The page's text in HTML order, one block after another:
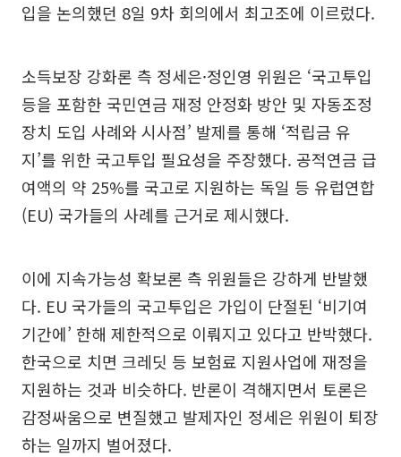
입을 논의했던 8일 9차 회의에서 최고조에 이르렀다.
소득보장 강화론 측 정세은·정인영 위원은 ‘국고투입
등을 포함한 국민연금 재정 안정화 방안 및 자동조정
장치 도입 사례와 시사점’ 발제를 통해 ‘적립금 유
지’를 위한 국고투입 필요성을 주장했다. 공적연금 급
여액의 약 25%를 국고로 지원하는 독일 등 유럽연합
(EU) 국가들의 사례를 근거로 제시했다.
이에 지속가능성 확보론 측 위원들은 강하게 반발했
다. EU 국가들의 국고투입은 가입이 단절된 ‘비기여
기간에’ 한해 제한적으로 이뤄지고 있다고 반박했다.
한국으로 치면 크레딧 등 보험료 지원사업에 재정을
지원하는 것과 비슷하다. 반론이 격해지면서 토론은
감정싸움으로 변질했고 발제자인 정세은 위원이 퇴장
하는 일까지 벌어졌다.